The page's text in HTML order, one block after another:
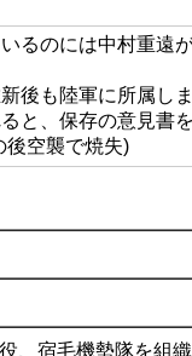
るのには中村重遠が
後も陸軍に所属し
と、保存の意見書
後空襲で焼失)
、宿毛機勢隊を組